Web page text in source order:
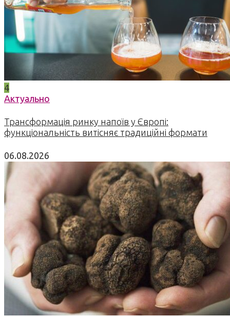
4
Актуально
Трансформація ринку напоїв у Європі:
функціональність витісняє традиційні формати
06.08.2026